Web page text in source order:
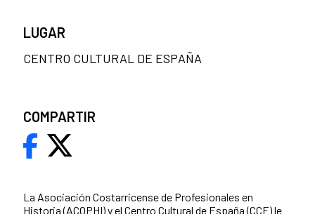
La Asociación Costarricense de Profesionales en
Historia (ACOPHI) y el Centro Cultural de España (CCE) le
LUGAR
CENTRO CULTURAL DE ESPAÑA
COMPARTIR